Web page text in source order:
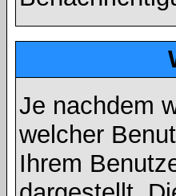
Je nachdem
welcher
Ihrem